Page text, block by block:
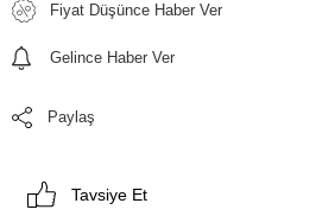
Fiyat Düşünce Haber Ver
Gelince Haber Ver
Paylaş
Tavsiye Et